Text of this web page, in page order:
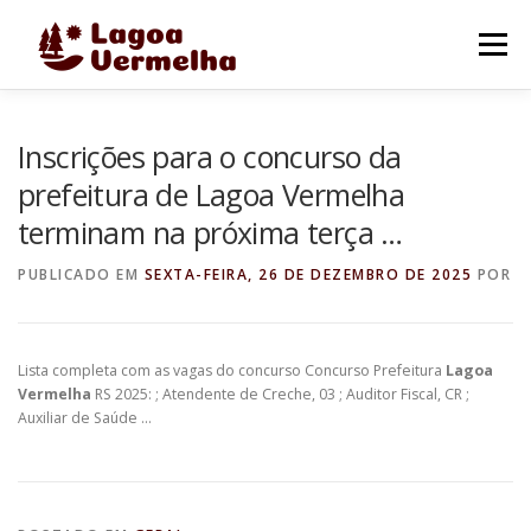
Menu
FALE CONOSCO
Inscrições para o concurso da
prefeitura de Lagoa Vermelha
terminam na próxima terça …
PUBLICADO EM SEXTA-FEIRA, 26 DE DEZEMBRO DE 2025 POR
Lista completa com as vagas do concurso Concurso Prefeitura Lagoa
Vermelha RS 2025: ; Atendente de Creche, 03 ; Auditor Fiscal, CR ;
Auxiliar de Saúde …